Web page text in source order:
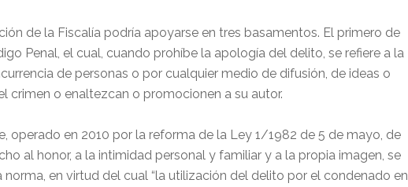
de la Fiscalía podría apoyarse en tres basamentos. El primero de
Penal, el cual, cuando prohíbe la apología del delito, se refiere a la
de personas o por cualquier medio de difusión, de ideas o
crimen o enaltezcan o promocionen a su autor.
operado en 2010 por la reforma de la Ley 1/1982 de 5 de mayo, de
al honor, a la intimidad personal y familiar y a la propia imagen, se
norma, en virtud del cual “la utilización del delito por el condenado en